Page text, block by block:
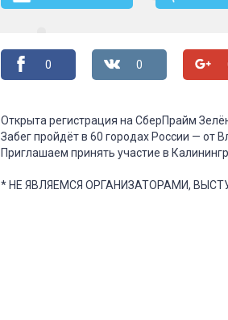
0 0
Открыта регистрация на СберПрайм
Забег пройдёт в 60 городах России — от
Приглашаем принять участие в
* НЕ ЯВЛЯЕМСЯ ОРГАНИЗАТОРАМИ,